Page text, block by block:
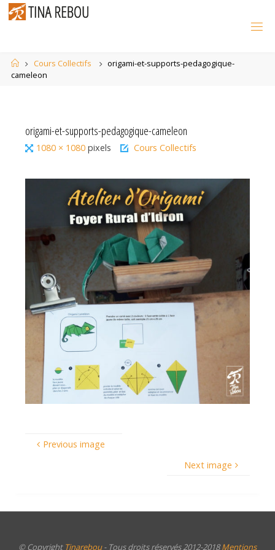
Skip
HomeCours Collectifs
origami-et-supports-pedagogique-
cameleon
origami-et-supports-pedagogique-cameleon
Full1080 × 1080pixels Cours Collectifs
Previous image
Next image
© Copyright Tinarebou- Tous droits réservés 2012-2018Mentions